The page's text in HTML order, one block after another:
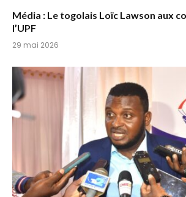
Média : Le togolais Loïc Lawson aux
l’UPF
29 mai 2026